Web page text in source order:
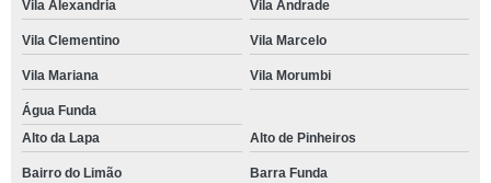
Vila Alexandria Vila Andrade
Vila Clementino Vila Marcelo
Vila Mariana Vila Morumbi
Água Funda
Alto da Lapa
Alto de Pinheiros
Bairro do Limão Barra Funda